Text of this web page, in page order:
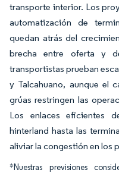
transporte interior. Los
automatización de
quedan atrás del
brecha entre oferta y
transportistas prueban
y Talcahuano, aunque el
grúas restringen las
Los enlaces eficientes
hinterland hasta las
aliviar la congestión en los
*Nuestras previsiones